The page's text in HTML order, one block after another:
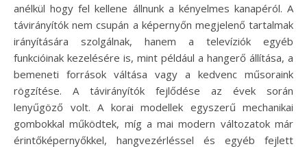
anélkül hogy fel kellene állnunk a kényelmes kanapéról. A
távirányítók nem csupán a képernyőn megjelenő tartalmak
irányítására szolgálnak, hanem a televíziók egyéb
funkcióinak kezelésére is, mint például a hangerő állítása, a
bemeneti források váltása vagy a kedvenc műsoraink
rögzítése. A távirányítók fejlődése az évek során
lenyűgöző volt. A korai modellek egyszerű mechanikai
gombokkal működtek, míg a mai modern változatok már
érintőképernyőkkel, hangvezérléssel és egyéb fejlett